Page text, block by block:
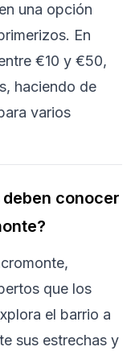
una opción
En
€10 y €50,
haciendo de
varios
conocer
que los
el barrio a
sus estrechas y